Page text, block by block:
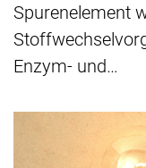
Spurenelement
Enzym- und…